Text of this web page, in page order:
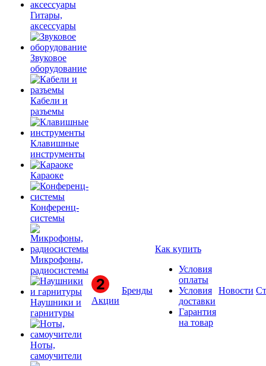
Гитары,
аксессуары
Звуковое
оборудование
Кабели и
разъемы
Клавишные
инструменты
Караоке
Конференц-
системы
Микрофоны,
радиосистемы
Наушники и
гарнитуры
Ноты,
самоучители
Акции
Бренды
Как купить
Условия
оплаты
Условия
доставки
Гарантия
на товар
Новости